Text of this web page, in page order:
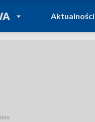
DO
REGIONY
Aktualności